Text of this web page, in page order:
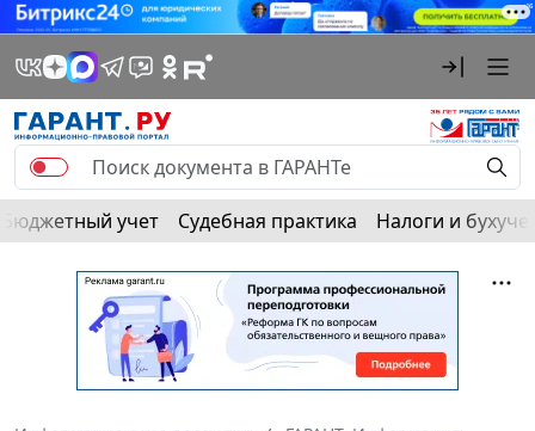
Бюджетный учет Судебная практика Налоги и